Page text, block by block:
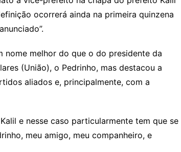
n
g
er
g
e
c
o
m
M
l
s
ocorrerá ainda na primeira quinzena
nome melhor do que o do presidente da
(União), o Pedrinho, mas destacou a
aliados e, principalmente, com a
e nesse caso particularmente tem que se
meu amigo, meu companheiro, e